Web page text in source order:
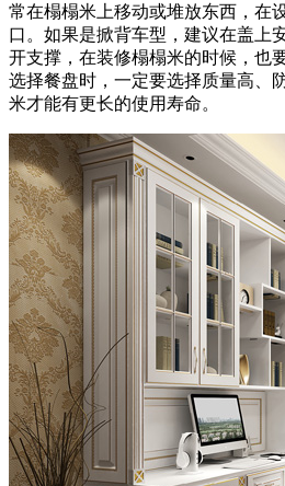
常在榻榻米上移动或堆放东西，在
口。如果是掀背车型，建议在盖上
开支撑，在装修榻榻米的时候，也
选择餐盘时，一定要选择质量高、
米才能有更长的使用寿命。